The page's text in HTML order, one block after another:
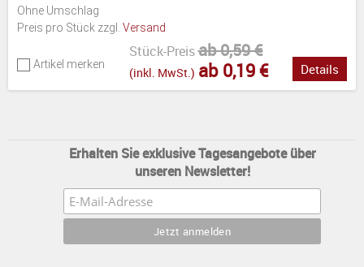
Ohne Umschlag
Preis pro Stück zzgl. Versand
Artikel merken
Stück-Preisab 0,59 €
(inkl. MwSt.) ab 0,19 € Details
Erhalten Sie exklusive Tagesangebote über
unseren Newsletter!